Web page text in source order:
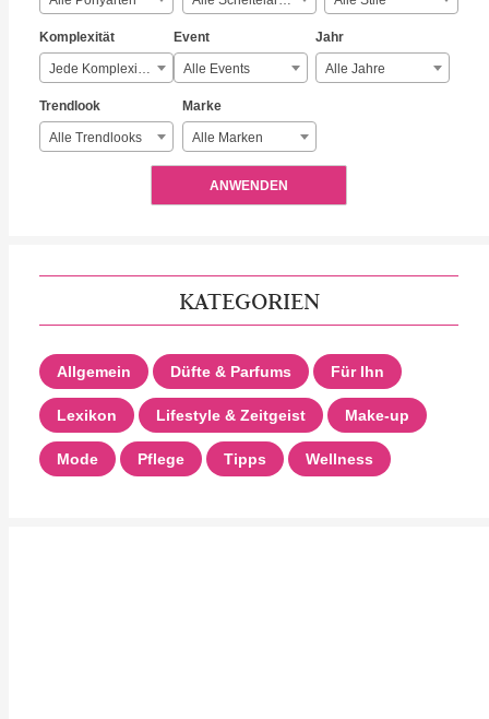
Komplexität
Jede Komplexität
Event
Alle Events
Jahr
Alle Jahre
Trendlook
Alle Trendlooks
Marke
Alle Marken
ANWENDEN
KATEGORIEN
Allgemein Düfte & Parfums Für Ihn
Lexikon Lifestyle & Zeitgeist Make-up
Mode Pflege Tipps Wellness